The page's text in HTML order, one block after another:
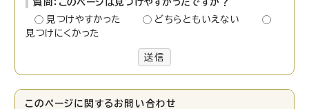
質問：このページは見つけやすかったですか？
見つけやすかった
どちらともいえない
見つけにくかった
送信
このページに関する お問い合わせ